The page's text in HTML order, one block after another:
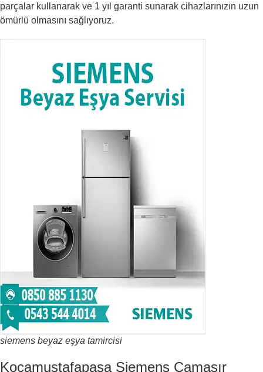
parçalar kullanarak ve 1 yıl garanti sunarak cihazlarınızın uzun
ömürlü olmasını sağlıyoruz.
siemens beyaz eşya tamircisi
Kocamustafapaşa Siemens Çamaşır